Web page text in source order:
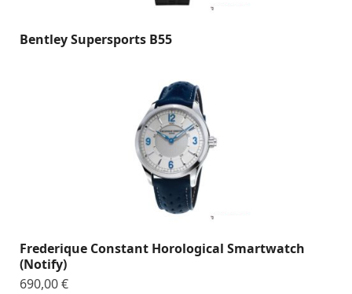
Bentley Supersports B55
Frederique Constant Horological Smartwatch
(Notify)
690,00€